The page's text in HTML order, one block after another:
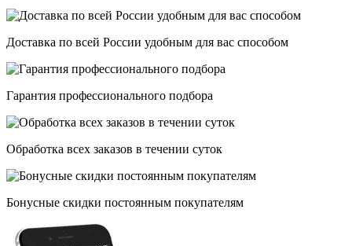
Доставка по всей России удобным для вас способом
Гарантия профессионального подбора
Обработка всех заказов в течении суток
Бонусные скидки постоянным покупателям